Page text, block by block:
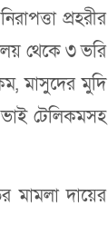
প্রহরীর
থেকে ৩ ভরি
মাসুদের মুদি
টেলিকমসহ
মামলা দায়ের